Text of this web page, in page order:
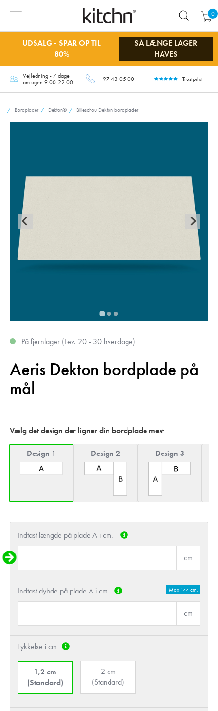
0
UDSALG - SPAR OP TIL
80%
SÅ LÆNGE LAGER
HAVES
Vejledning - 7 dage
om ugen 9.00-22.00
97 43 05 00 Trustpilot
Bordplader Dekton® Billeschou Dekton bordplader
På fjernlager (Lev. 20 - 30 hverdage)
Aeris Dekton bordplade på
mål
Vælg det design der ligner din bordplade mest
Design 1 Design 2 Design 3
Indtast længde på plade A i cm.
cm
Indtast dybde på plade A i cm. Max 144 cm.
cm
Tykkelse i cm
1,2 cm
(Standard)
2 cm
(Standard)